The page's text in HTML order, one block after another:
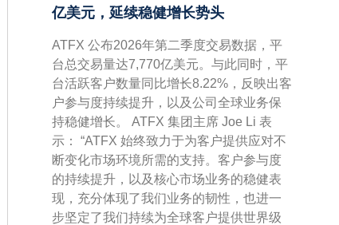
亿美元，延续稳健增长势头
ATFX 公布2026年第二季度交易数据，平
台总交易量达7,770亿美元。与此同时，平
台活跃客户数量同比增长8.22%，反映出客
户参与度持续提升，以及公司全球业务保
持稳健增长。 ATFX 集团主席 Joe Li 表
示： “ATFX 始终致力于为客户提供应对不
断变化市场环境所需的支持。客户参与度
的持续提升，以及核心市场业务的稳健表
现，充分体现了我们业务的韧性，也进一
步坚定了我们持续为全球客户提供世界级